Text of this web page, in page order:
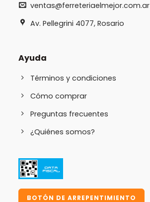
ventas@ferreteriaelmejor.com.ar
Av. Pellegrini 4077, Rosario
Ayuda
Términos y condiciones
Cómo comprar
Preguntas frecuentes
¿Quiénes somos?
BOTÓN DE ARREPENTIMIENTO